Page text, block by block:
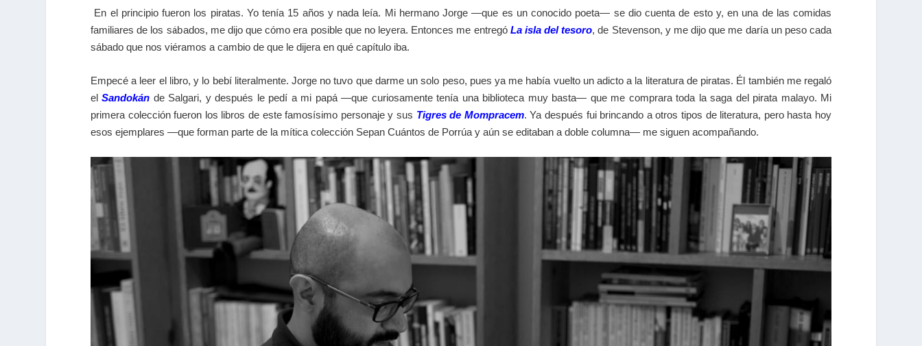
En el principio fueron los piratas. Yo tenía 15 años y nada leía. Mi hermano Jorge —que es un conocido poeta— se dio cuenta de esto y, en una de las comidas
familiares de los sábados, me dijo que cómo era posible que no leyera. Entonces me entregó La isla del tesoro, de Stevenson, y me dijo que me daría un peso cada
sábado que nos viéramos a cambio de que le dijera en qué capítulo iba.
Empecé a leer el libro, y lo bebí literalmente. Jorge no tuvo que darme un solo peso, pues ya me había vuelto un adicto a la literatura de piratas. Él también me regaló
elSandokán de Salgari, y después le pedí a mi papá —que curiosamente tenía una biblioteca muy basta— que me comprara toda la saga del pirata malayo. Mi
primera colección fueron los libros de este famosísimo personaje y sus Tigres de Mompracem. Ya después fui brincando a otros tipos de literatura, pero hasta hoy
esos ejemplares —que forman parte de la mítica colección Sepan Cuántos de Porrúa y aún se editaban a doble columna— me siguen acompañando.